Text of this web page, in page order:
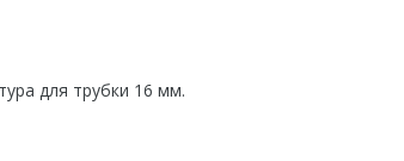
для трубки 16 мм.